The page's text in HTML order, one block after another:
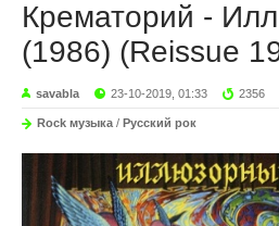
Крематорий -
(1986) (Reissue
savabla 23-10-2019, 01:33 2356
Rock музыка / Русский рок